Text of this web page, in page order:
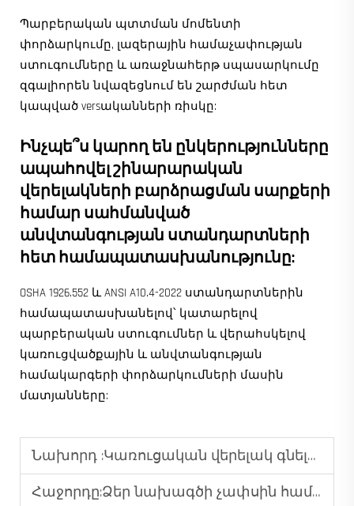
Պարբերական պտտման մոմենտի
փորձարկումը, լազերային համաչափության
ստուգումները և առաջնահերթ սպասարկումը
զգալիորեն նվազեցնում են շարժման հետ
կապված versականների ռիսկը:
Ինչպե՞ս կարող են ընկերությունները
ապահովել շինարարական
վերելակների բարձրացման սարքերի
համար սահմանված
անվտանգության ստանդարտների
հետ համապատասխանությունը:
OSHA 1926.552 և ANSI A10.4-2022 ստանդարտներին
համապատասխանելով՝ կատարելով
պարբերական ստուգումներ և վերահսկելով
կառուցվածքային և անվտանգության
համակարգերի փորձարկումների մասին
մատյանները:
Նախորդ :Կառուցական վերելակ գնելուց առաջ հաշվի առնելու գործոններ
Հաջորդը:Ձեր նախագծի չափսին համապատասխան կառուցապատման վերելակի ընտրություն